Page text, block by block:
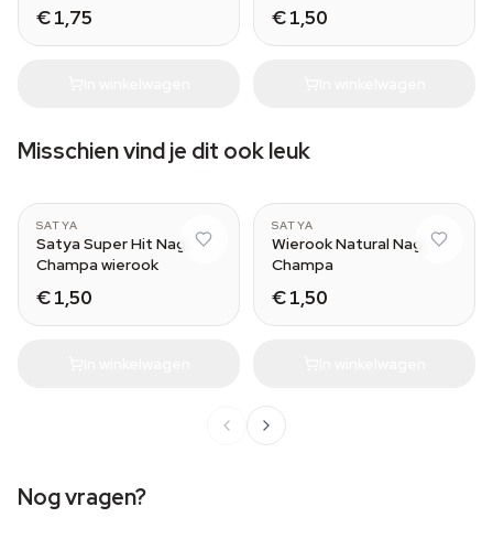
€ 1,75 € 1,50
Misschien vind je dit ook leuk
SATYA
Satya Super Hit Nag
Champa wierook
€ 1,50
SATYA
Wierook Natural Nag
Champa
€ 1,50
Nog vragen?